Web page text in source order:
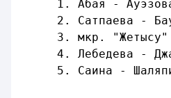
1. Абая - Ауэзова
2. Сатпаева -
3. мкр. "Жетысу" по
4. Лебедева -
5. Саина -